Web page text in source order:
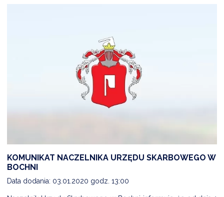
KOMUNIKAT NACZELNIKA URZĘDU SKARBOWEGO W
BOCHNI
Data dodania: 03.01.2020 godz. 13:00